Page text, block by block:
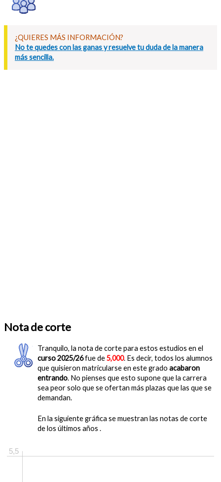
¿QUIERES MÁS INFORMACIÓN?
No te quedes con las ganas y resuelve tu duda de la manera
más sencilla.
Nota de corte
Tranquilo, la nota de corte para estos estudios en el
curso 2025/26fue de5,000. Es decir, todos los alumnos
que quisieron matricularse en este grado acabaron
entrando. No pienses que esto supone que la carrera
sea peor solo que se ofertan más plazas que las que se
demandan.
En la siguiente gráfica se muestran las notas de corte
de los últimos años .
5,5